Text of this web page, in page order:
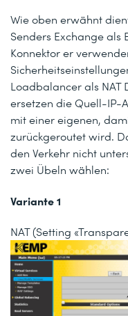
Wie oben erwähnt
Senders Exchange als
Konnektor er
Loadbalancer als NAT
ersetzen die Quell-IP-
mit einer eigenen,
zurückgeroutet wird.
den Verkehr nicht
zwei Übeln wählen:
Variante 1
NAT (Setting